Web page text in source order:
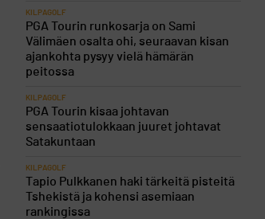
KILPAGOLF
PGA Tourin runkosarja on Sami
Välimäen osalta ohi, seuraavan kisan
ajankohta pysyy vielä hämärän
peitossa
KILPAGOLF
PGA Tourin kisaa johtavan
sensaatiotulokkaan juuret johtavat
Satakuntaan
KILPAGOLF
Tapio Pulkkanen haki tärkeitä pisteitä
Tshekistä ja kohensi asemiaan
rankingissa